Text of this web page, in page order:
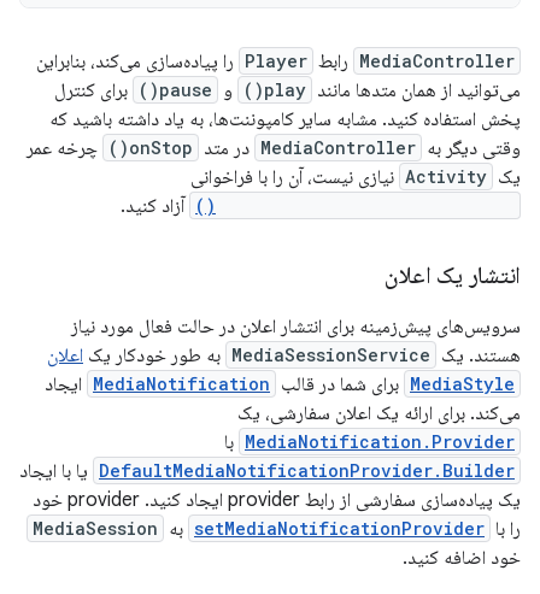
MediaController رابط Player را پیاده‌سازی می‌کند، بنابراین
می‌توانید از همان متدها مانند play() و pause()
برای کنترل
پخش استفاده کنید. مشابه سایر کامپوننت‌ها، به یاد داشته باشید که
وقتی دیگر به MediaController در متد onStop()
چرخه عمر
یک Activity نیازی نیست، آن را با فراخوانی
آزاد کنید.
انتشار یک اعلان
سرویس‌های پیش‌زمینه برای انتشار اعلان در حالت فعال مورد نیاز
هستند. یک MediaSessionService به طور خودکار یک اعلان
MediaStyle برای شما در قالب MediaNotification ایجاد
می‌کند. برای ارائه یک اعلان سفارشی، یک
MediaNotification.Provider با
DefaultMediaNotificationProvider.Builder یا با ایجاد
یک پیاده‌سازی سفارشی از رابط provider ایجاد کنید. provider خود
را با setMediaNotificationProvider به MediaSession
خود اضافه کنید.